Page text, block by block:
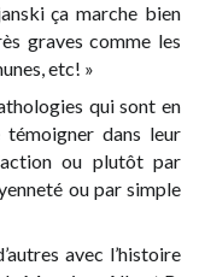
ça marche bien
graves comme les
etc! »
qui sont en
dans leur
ou plutôt par
ou par simple
avec l’histoire